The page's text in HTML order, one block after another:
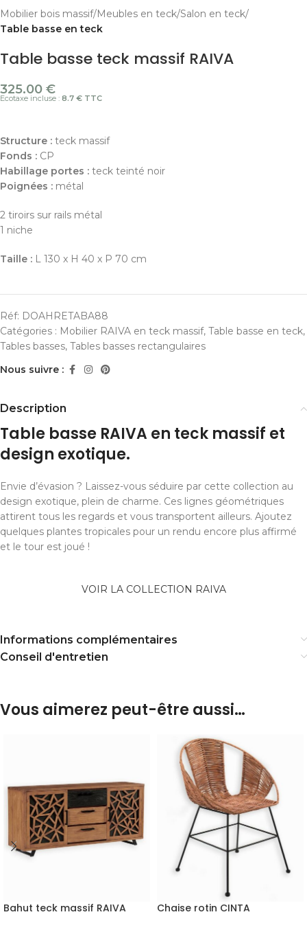
Mobilier bois massif Meubles en teck Salon en teck
Table basse en teck
Table basse teck massif RAIVA
325.00 €
Ecotaxe incluse : 8.7 € TTC
Structure : teck massif
Fonds : CP
Habillage portes : teck teinté noir
Poignées : métal
2 tiroirs sur rails métal
1 niche
Taille : L 130 x H 40 x P 70 cm
Réf: DOAHRETABA88
Catégories : Mobilier RAIVA en teck massif, Table basse en teck,
Tables basses, Tables basses rectangulaires
Nous suivre :
Description
Table basse RAIVA en teck massif et
design exotique.
Envie d’évasion ? Laissez-vous séduire par cette collection au
design exotique, plein de charme. Ces lignes géométriques
attirent tous les regards et vous transportent ailleurs. Ajoutez
quelques plantes tropicales pour un rendu encore plus affirmé
et le tour est joué !
VOIR LA COLLECTION RAIVA
Informations complémentaires
Conseil d'entretien
Vous aimerez peut-être aussi…
Bahut teck massif RAIVA Chaise rotin CINTA